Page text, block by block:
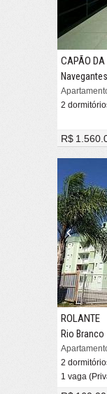
CAPÃO
Navegantes
2
R$
ROLANTE
Rio Branco
2
1 vaga